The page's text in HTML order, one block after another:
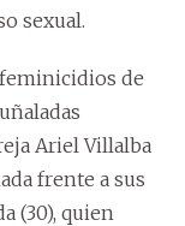
sexual.
de
Ariel Villalba
frente a sus
(30), quien